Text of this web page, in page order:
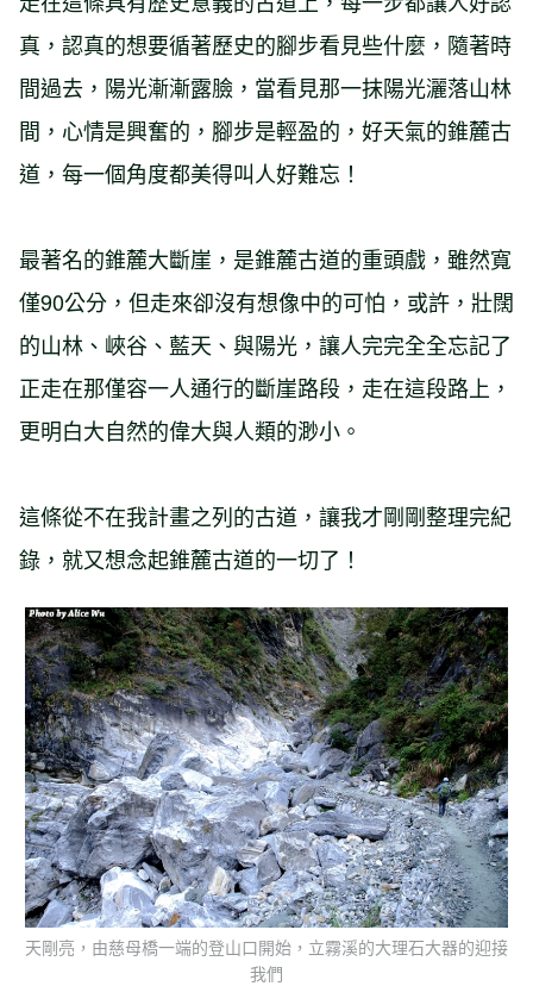
真，認真的想要循著歷史的腳步看見些什麼，隨著時
間過去，陽光漸漸露臉，當看見那一抹陽光灑落山林
間，心情是興奮的，腳步是輕盈的，好天氣的錐麓古
道，每一個角度都美得叫人好難忘！
最著名的錐麓大斷崖，是錐麓古道的重頭戲，雖然寬
僅90公分，但走來卻沒有想像中的可怕，或許，壯闊
的山林、峽谷、藍天、與陽光，讓人完完全全忘記了
正走在那僅容一人通行的斷崖路段，走在這段路上，
更明白大自然的偉大與人類的渺小。
這條從不在我計畫之列的古道，讓我才剛剛整理完紀
錄，就又想念起錐麓古道的一切了！
天剛亮，由慈母橋一端的登山口開始，立霧溪的大理石大器的迎接
我們